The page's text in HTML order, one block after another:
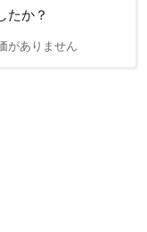
たか？
がありません